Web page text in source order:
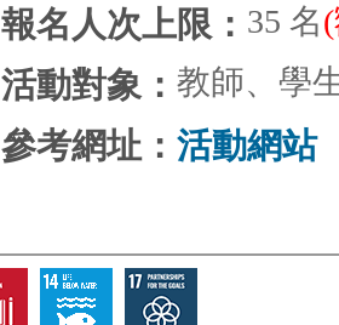
報名人次上限： 35 名
活動對象： 教師、學
參考網址： 活動網站